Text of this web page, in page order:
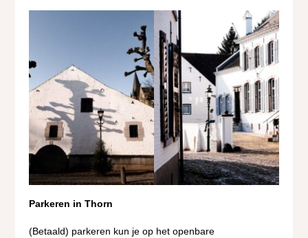
Parkeren in Thorn
(Betaald) parkeren kun je op het openbare